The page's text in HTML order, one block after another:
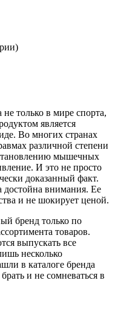
только в мире спорта,
является
Во многих странах
различной степени
мышечных
И это не просто
доказанный факт.
достойна внимания. Ее
и не шокирует ценой.
бренд только по
товаров.
выпускать все
несколько
в каталоге бренда
и не сомневаться в